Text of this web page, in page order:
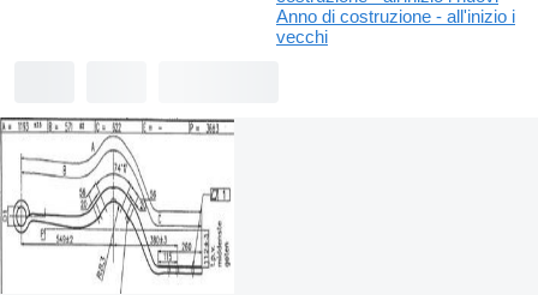
Anno di costruzione - all'inizio i
vecchi